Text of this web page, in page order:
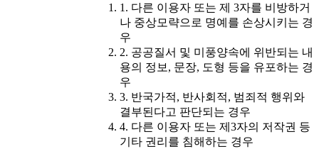
1. 다른 이용자 또는 제 3자를 비방하거
나 중상모략으로 명예를 손상시키는 경
우
2. 공공질서 및 미풍양속에 위반되는 내
용의 정보, 문장, 도형 등을 유포하는 경
우
3. 반국가적, 반사회적, 범죄적 행위와
결부된다고 판단되는 경우
4. 다른 이용자 또는 제3자의 저작권 등
기타 권리를 침해하는 경우